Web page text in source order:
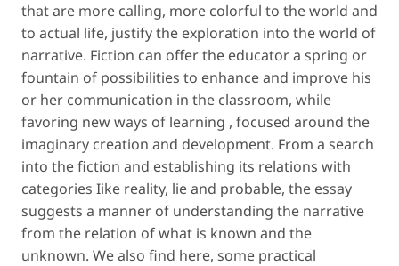
that are more calling, more colorful to the world and
to actual life, justify the exploration into the world of
narrative. Fiction can offer the educator a spring or
fountain of possibilities to enhance and improve his
or her communication in the classroom, while
favoring new ways of learning , focused around the
imaginary creation and development. From a search
into the fiction and establishing its relations with
categories Iike reality, lie and probable, the essay
suggests a manner of understanding the narrative
from the relation of what is known and the
unknown. We also find here, some practical